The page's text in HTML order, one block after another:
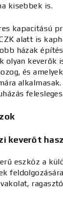
kisebbek is.
kapacitású
alatt is
házak
olyan keverők
és
keverőt
eszköz a